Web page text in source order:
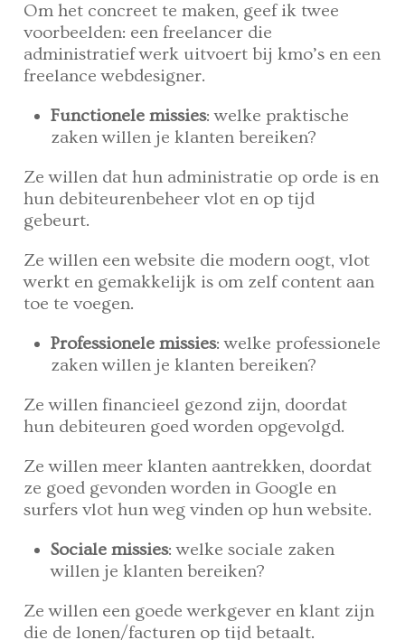
Om het concreet te maken, geef ik twee
voorbeelden: een freelancer die
administratief werk uitvoert bij kmo’s en een
freelance webdesigner.
Functionele missies: welke praktische
zaken willen je klanten bereiken?
Ze willen dat hun administratie op orde is en
hun debiteurenbeheer vlot en op tijd
gebeurt.
Ze willen een website die modern oogt, vlot
werkt en gemakkelijk is om zelf content aan
toe te voegen.
Professionele missies: welke professionele
zaken willen je klanten bereiken?
Ze willen financieel gezond zijn, doordat
hun debiteuren goed worden opgevolgd.
Ze willen meer klanten aantrekken, doordat
ze goed gevonden worden in Google en
surfers vlot hun weg vinden op hun website.
Sociale missies: welke sociale zaken
willen je klanten bereiken?
Ze willen een goede werkgever en klant zijn
die de lonen/facturen op tijd betaalt.